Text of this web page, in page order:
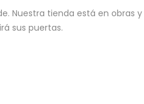
Nuestra tienda está en obras y
sus puertas.